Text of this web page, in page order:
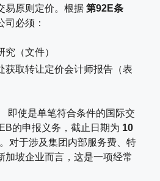
易原则定价。根据 第92E条
司必须：
（文件）
获取转让定价会计师报告（表
即使是单笔符合条件的国际交
的申报义务，截止日期为 10
对于涉及集团内部服务费、特
加坡企业而言，这是一项经常